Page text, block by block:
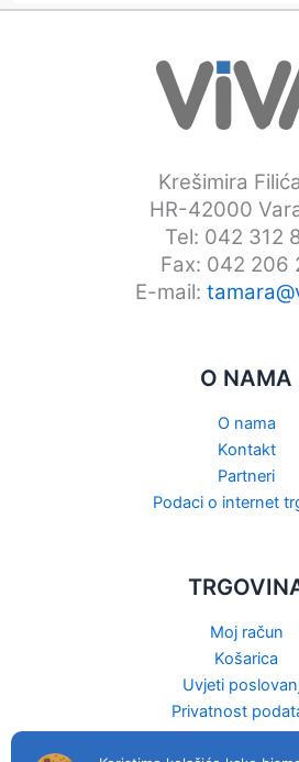
Krešimira
HR-42000
Tel: 042 312
Fax: 042 206
E-mail:
O NAMA
O nama
Kontakt
Partneri
Podaci o internet
Moj račun
Košarica
Uvjeti
Privatnost
Raskid